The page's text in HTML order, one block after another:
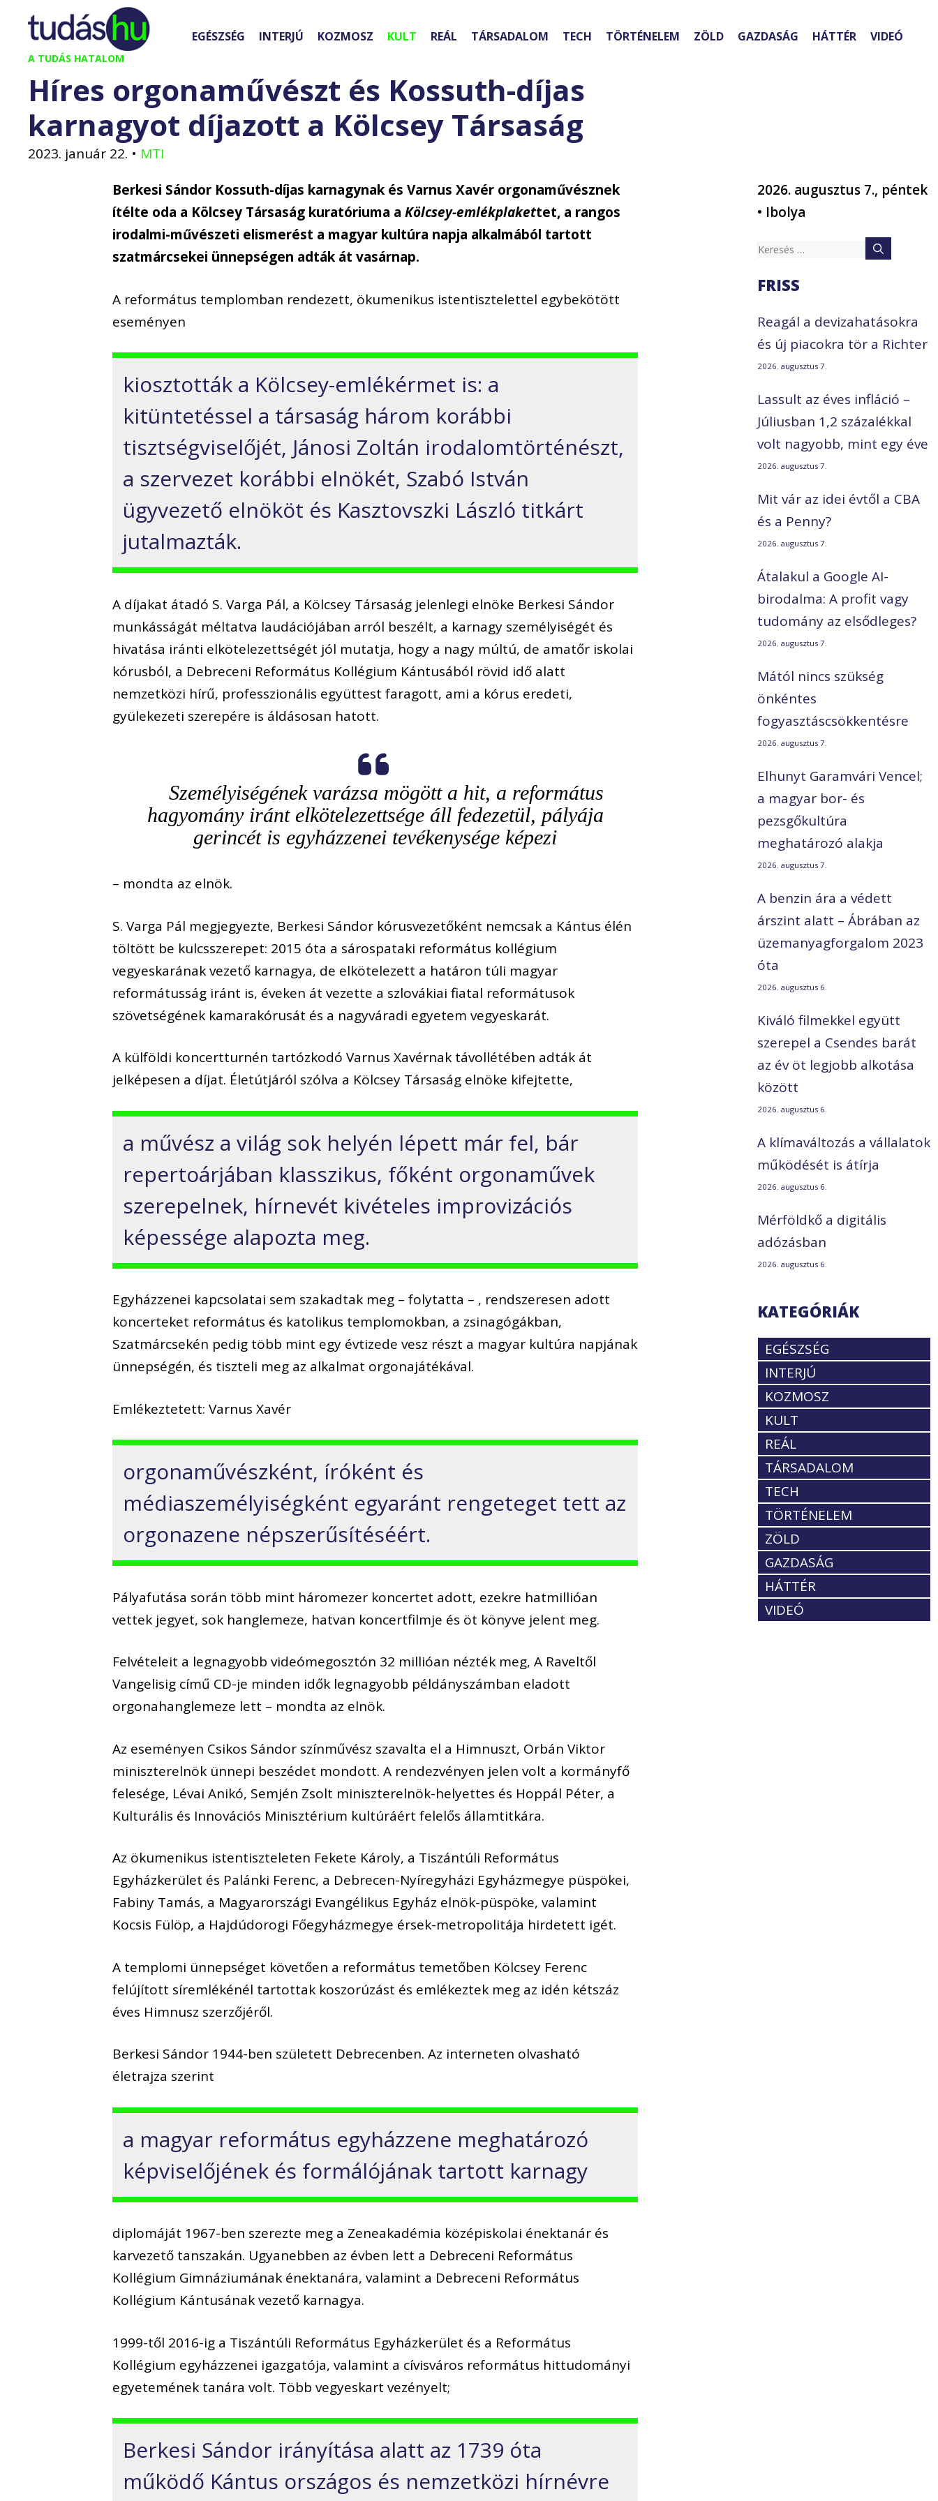
Kilépés
tartalomba
A TUDÁS HATALOM
EGÉSZSÉG INTERJÚ KOZMOSZ KULT REÁL TÁRSADALOM TECH TÖRTÉNELEM ZÖLD GAZDASÁG HÁTTÉR VIDEÓ
Híres orgonaművészt és Kossuth-díjas
karnagyot díjazott a Kölcsey Társaság
2023. január 22. • MTI
Berkesi Sándor Kossuth-díjas karnagynak és Varnus Xavér orgonaművésznek
ítélte oda a Kölcsey Társaság kuratóriuma aKölcsey-emlékplakettet, a rangos
irodalmi-művészeti elismerést a magyar kultúra napja alkalmából tartott
szatmárcsekei ünnepségen adták át vasárnap.
A református templomban rendezett, ökumenikus istentisztelettel egybekötött
eseményen
kiosztották a Kölcsey-emlékérmet is: a
kitüntetéssel a társaság három korábbi
tisztségviselőjét, Jánosi Zoltán irodalomtörténészt,
a szervezet korábbi elnökét, Szabó István
ügyvezető elnököt és Kasztovszki László titkárt
jutalmazták.
A díjakat átadó S. Varga Pál, a Kölcsey Társaság jelenlegi elnöke Berkesi Sándor
munkásságát méltatva laudációjában arról beszélt, a karnagy személyiségét és
hivatása iránti elkötelezettségét jól mutatja, hogy a nagy múltú, de amatőr iskolai
kórusból, a Debreceni Református Kollégium Kántusából rövid idő alatt
nemzetközi hírű, professzionális együttest faragott, ami a kórus eredeti,
gyülekezeti szerepére is áldásosan hatott.
Személyiségének varázsa mögött a hit, a református
hagyomány iránt elkötelezettsége áll fedezetül, pályája
gerincét is egyházzenei tevékenysége képezi
– mondta az elnök.
S. Varga Pál megjegyezte, Berkesi Sándor kórusvezetőként nemcsak a Kántus élén
töltött be kulcsszerepet: 2015 óta a sárospataki református kollégium
vegyeskarának vezető karnagya, de elkötelezett a határon túli magyar
reformátusság iránt is, éveken át vezette a szlovákiai fiatal reformátusok
szövetségének kamarakórusát és a nagyváradi egyetem vegyeskarát.
A külföldi koncertturnén tartózkodó Varnus Xavérnak távollétében adták át
jelképesen a díjat. Életútjáról szólva a Kölcsey Társaság elnöke kifejtette,
a művész a világ sok helyén lépett már fel, bár
repertoárjában klasszikus, főként orgonaművek
szerepelnek, hírnevét kivételes improvizációs
képessége alapozta meg.
Egyházzenei kapcsolatai sem szakadtak meg – folytatta – , rendszeresen adott
koncerteket református és katolikus templomokban, a zsinagógákban,
Szatmárcsekén pedig több mint egy évtizede vesz részt a magyar kultúra napjának
ünnepségén, és tiszteli meg az alkalmat orgonajátékával.
Emlékeztetett: Varnus Xavér
orgonaművészként, íróként és
médiaszemélyiségként egyaránt rengeteget tett az
orgonazene népszerűsítéséért.
Pályafutása során több mint háromezer koncertet adott, ezekre hatmillióan
vettek jegyet, sok hanglemeze, hatvan koncertfilmje és öt könyve jelent meg.
Felvételeit a legnagyobb videómegosztón 32 millióan nézték meg, A Raveltől
Vangelisig című CD-je minden idők legnagyobb példányszámban eladott
orgonahanglemeze lett – mondta az elnök.
Az eseményen Csikos Sándor színművész szavalta el a Himnuszt, Orbán Viktor
miniszterelnök ünnepi beszédet mondott. A rendezvényen jelen volt a kormányfő
felesége, Lévai Anikó, Semjén Zsolt miniszterelnök-helyettes és Hoppál Péter, a
Kulturális és Innovációs Minisztérium kultúráért felelős államtitkára.
Az ökumenikus istentiszteleten Fekete Károly, a Tiszántúli Református
Egyházkerület és Palánki Ferenc, a Debrecen-Nyíregyházi Egyházmegye püspökei,
Fabiny Tamás, a Magyarországi Evangélikus Egyház elnök-püspöke, valamint
Kocsis Fülöp, a Hajdúdorogi Főegyházmegye érsek-metropolitája hirdetett igét.
A templomi ünnepséget követően a református temetőben Kölcsey Ferenc
felújított síremlékénél tartottak koszorúzást és emlékeztek meg az idén kétszáz
éves Himnusz szerzőjéről.
Berkesi Sándor 1944-ben született Debrecenben. Az interneten olvasható
életrajza szerint
a magyar református egyházzene meghatározó
képviselőjének és formálójának tartott karnagy
diplomáját 1967-ben szerezte meg a Zeneakadémia középiskolai énektanár és
karvezető tanszakán. Ugyanebben az évben lett a Debreceni Református
Kollégium Gimnáziumának énektanára, valamint a Debreceni Református
Kollégium Kántusának vezető karnagya.
1999-től 2016-ig a Tiszántúli Református Egyházkerület és a Református
Kollégium egyházzenei igazgatója, valamint a cívisváros református hittudományi
egyetemének tanára volt. Több vegyeskart vezényelt;
Berkesi Sándor irányítása alatt az 1739 óta
működő Kántus országos és nemzetközi hírnévre
2026. augusztus 7., péntek
• Ibolya
Keresés:
FRISS
Reagál a devizahatásokra
és új piacokra tör a Richter
2026. augusztus 7.
Lassult az éves infláció –
Júliusban 1,2 százalékkal
volt nagyobb, mint egy éve
2026. augusztus 7.
Mit vár az idei évtől a CBA
és a Penny?
2026. augusztus 7.
Átalakul a Google AI-
birodalma: A profit vagy
tudomány az elsődleges?
2026. augusztus 7.
Mától nincs szükség
önkéntes
fogyasztáscsökkentésre
2026. augusztus 7.
Elhunyt Garamvári Vencel;
a magyar bor- és
pezsgőkultúra
meghatározó alakja
2026. augusztus 7.
A benzin ára a védett
árszint alatt – Ábrában az
üzemanyagforgalom 2023
óta
2026. augusztus 6.
Kiváló filmekkel együtt
szerepel a Csendes barát
az év öt legjobb alkotása
között
2026. augusztus 6.
A klímaváltozás a vállalatok
működését is átírja
2026. augusztus 6.
Mérföldkő a digitális
adózásban
2026. augusztus 6.
KATEGÓRIÁK
EGÉSZSÉG
INTERJÚ
KOZMOSZ
KULT
REÁL
TÁRSADALOM
TECH
TÖRTÉNELEM
ZÖLD
GAZDASÁG
HÁTTÉR
VIDEÓ